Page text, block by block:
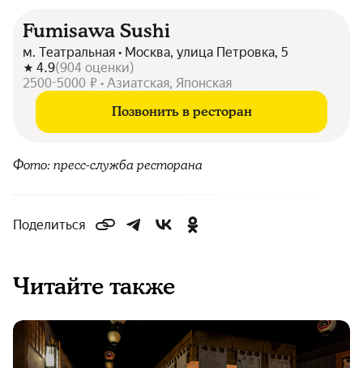
Fumisawa Sushi
м. Театральная • Москва, улица Петровка, 5
4.9(904 оценки)
2500-5000 ₽ • Азиатская, Японская
Позвонить в ресторан
Фото: пресс-служба ресторана
Поделиться
Читайте также